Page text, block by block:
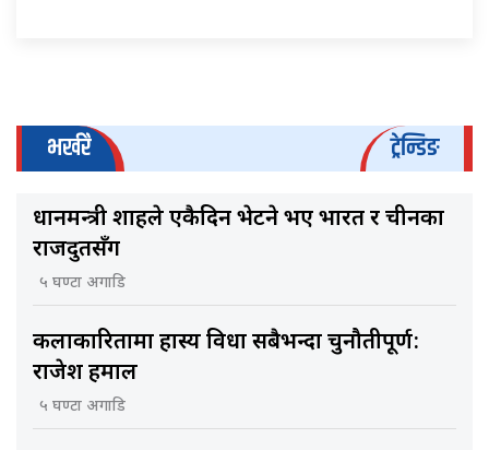
भर्खरै ट्रेन्डिङ
प्रधानमन्त्री शाहले एकैदिन भेटने भए भारत र चीनका
राजदुतसँग
५ घण्टा अगाडि
कलाकारितामा हास्य विधा सबैभन्दा चुनौतीपूर्ण:
राजेश हमाल
५ घण्टा अगाडि